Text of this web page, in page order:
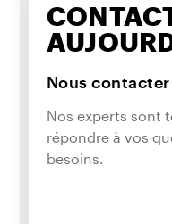
Nous contacter
Nos experts sont
répondre à vos
besoins.